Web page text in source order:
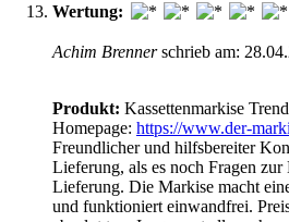
Wertung:
Achim Brenner schrieb am:
Produkt: Kassettenmarkise Trend
Homepage: https://www.der-
Freundlicher und hilfsbereiter
Lieferung, als es noch Fragen
Lieferung. Die Markise macht
und funktioniert einwandfrei.